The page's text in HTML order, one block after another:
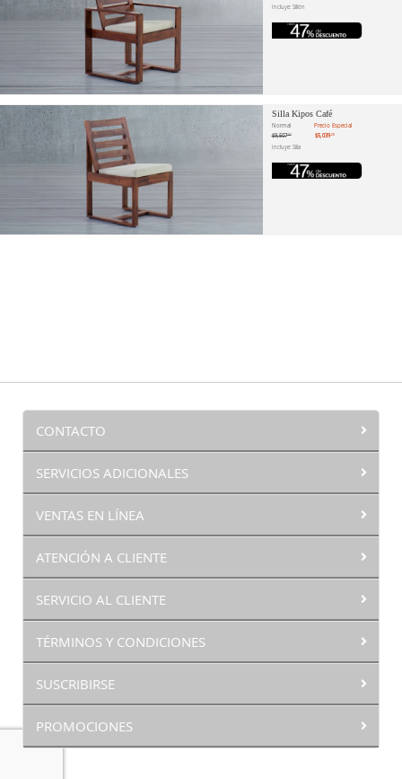
Incluye: Sillón
Silla Kipos Café
Normal
$9,507.92
Precio Especial
$5,039.20
Incluye: Silla
CONTACTO
SERVICIOS ADICIONALES
VENTAS EN LÍNEA
ATENCIÓN A CLIENTE
SERVICIO AL CLIENTE
TÉRMINOS Y CONDICIONES
SUSCRIBIRSE
PROMOCIONES